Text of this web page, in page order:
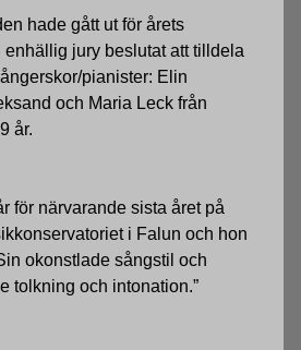
hade gått ut för årets
enhällig jury beslutat att tilldela
pianister: Elin
och Maria Leck från
år.
för närvarande sista året på
i Falun och hon
okonstlade sångstil och
tolkning och intonation.”